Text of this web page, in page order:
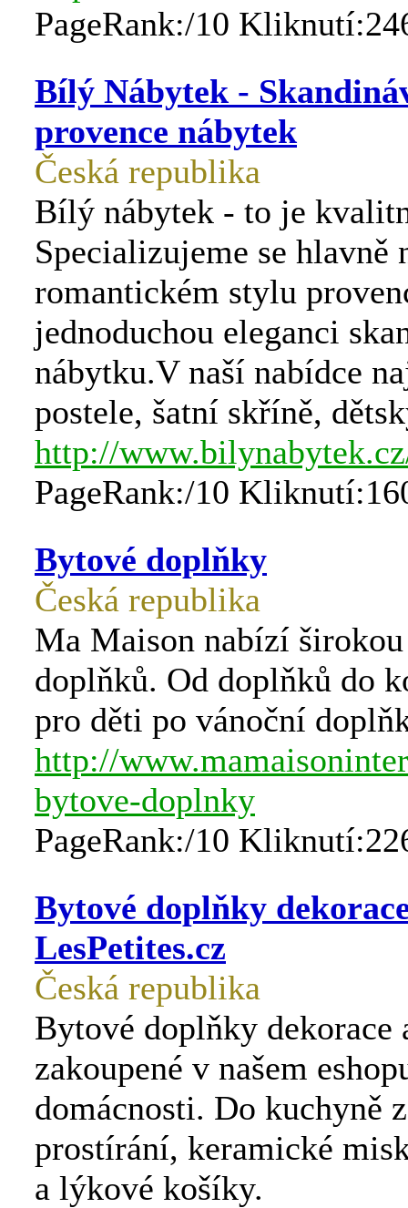
PageRank:/10
Bílý Nábytek -
provence nábytek
Česká republika
Bílý nábytek - to je
Specializujeme se hlavně
romantickém stylu
jednoduchou eleganci
nábytku.V naší nabídce
postele, šatní skříně,
http://
PageRank:/10
Bytové doplňky
Česká republika
Ma Maison nabízí
doplňků. Od doplňků do
pro děti po vánoční
http://
bytove-doplnky
PageRank:/10
Bytové doplňky
LesPetites.cz
Česká republika
Bytové doplňky
zakoupené v našem
domácnosti. Do kuchyně
prostírání, keramické
a lýkové košíky.